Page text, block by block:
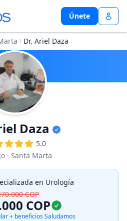
Únete
Únete
Dr. Ariel Daza
Daza
5.0
· Santa Marta
en Urología
COP
COP
+ beneficios Saludamos